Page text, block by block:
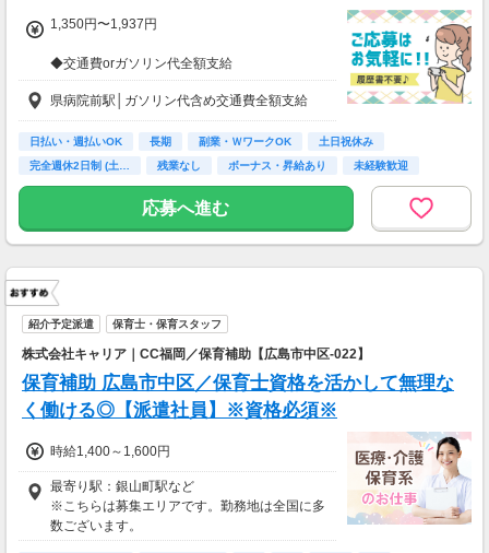
1,350円〜1,937円
◆交通費orガソリン代全額支給
◆各種社会保険完備
◆日払い・週払い制度（各規定有）
急な出費にあんしんの制度です。
スマホからかんたんに申請が出来ます！
県病院前駅│ガソリン代含め交通費全額支給
日払い・週払いOK 長期 副業・ＷワークOK
土日祝休み
完全週休2日制 (土…
残業なし ボーナス・昇給あり
未経験歓迎
主婦(夫)歓迎
応募へ進む
紹介予定派遣 保育士・保育スタッフ
株式会社キャリア｜CC福岡／保育補助【広島市中区-022】
保育補助 広島市中区／保育士資格を活かして無理な
く働ける◎【派遣社員】※資格必須※
時給1,400～1,600円
最寄り駅：銀山町駅など
※こちらは募集エリアです。勤務地は全国に多
数ございます。